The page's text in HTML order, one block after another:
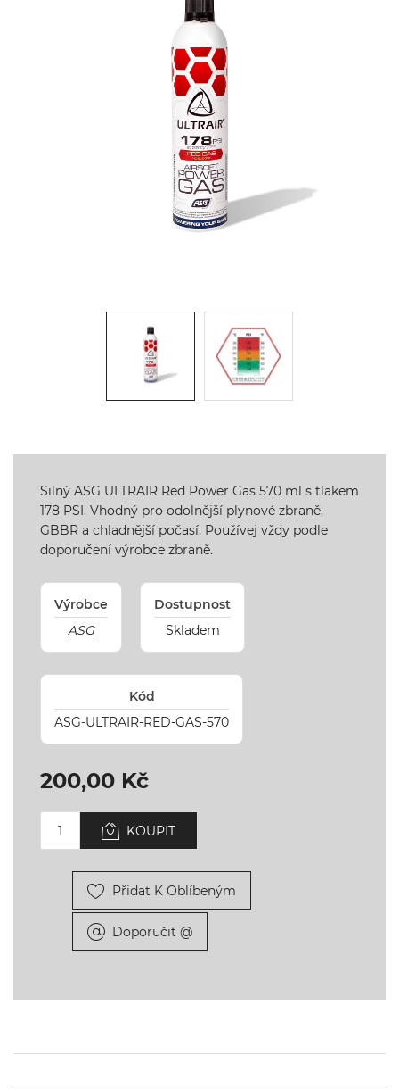
Silný ASG ULTRAIR Red Power Gas 570 ml s tlakem
178 PSI. Vhodný pro odolnější plynové zbraně,
GBBR a chladnější počasí. Používej vždy podle
doporučení výrobce zbraně.
Výrobce
ASG
Dostupnost
Skladem
Kód
ASG-ULTRAIR-RED-GAS-570
200,00 Kč
KOUPIT
Přidat K Oblíbeným
Doporučit @